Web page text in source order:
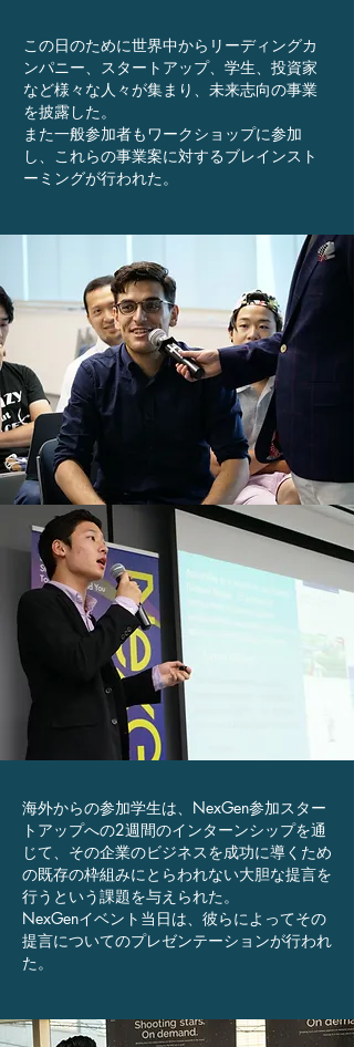
この日のために世界中からリーディングカ
ンパニー、スタートアップ、学生、投資家
など様々な人々が集まり、未来志向の事業
を披露した。
また一般参加者もワークショップに参加
し、これらの事業案に対するブレインスト
ーミングが行われた。
海外からの参加学生は、NexGen参加スター
トアップへの2週間のインターンシップを通
じて、その企業のビジネスを成功に導くため
の既存の枠組みにとらわれない大胆な提言を
行うという課題を与えられた。
NexGenイベント当日は、彼らによってその
提言についてのプレゼンテーションが行われ
た。